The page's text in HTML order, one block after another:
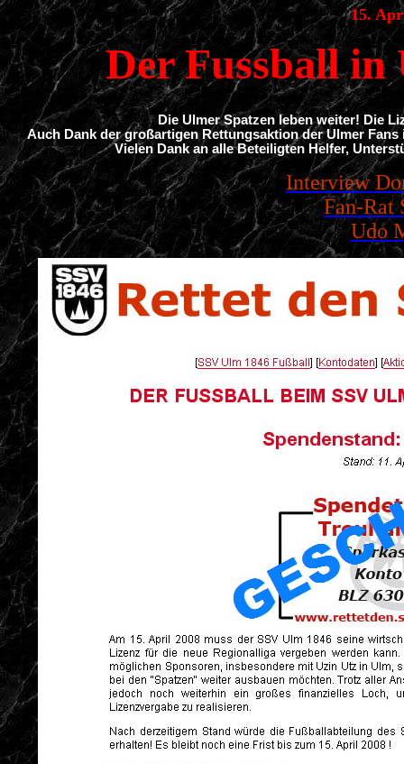
15.
Der Fussball in
Die Ulmer Spatzen leben weiter! Die
Auch Dank der großartigen Rettungsaktion der Ulmer
Vielen Dank an alle Beteiligten Helfer,
Interview
Fan-Rat
Udo